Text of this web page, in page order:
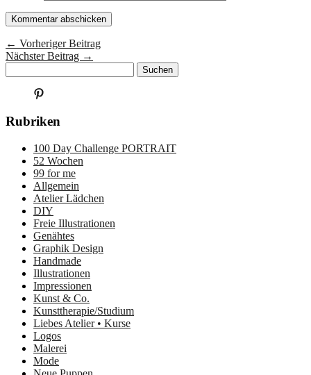
← Vorheriger Beitrag
Nächster Beitrag →
auf
anzeigen
Rubriken
100 Day Challenge PORTRAIT
52 Wochen
99 for me
Allgemein
Atelier Lädchen
DIY
Freie Illustrationen
Genähtes
Graphik Design
Handmade
Illustrationen
Impressionen
Kunst & Co.
Kunsttherapie/Studium
Liebes Atelier • Kurse
Logos
Malerei
Mode